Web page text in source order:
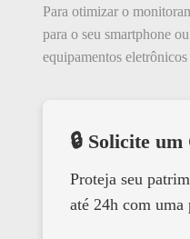
Para otimizar o
para o seu smartphone
equipamentos
🔒 Solicite
Proteja seu
até 24h com uma